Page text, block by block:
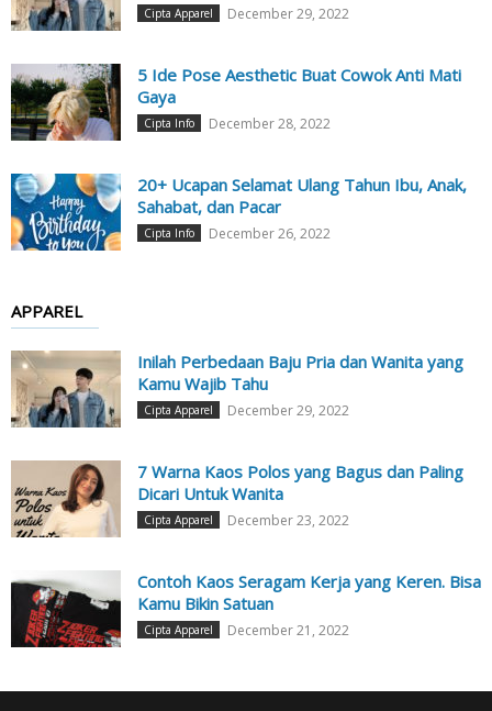
Cipta Apparel December 29, 2022
5 Ide Pose Aesthetic Buat Cowok Anti Mati
Gaya
Cipta Info December 28, 2022
20+ Ucapan Selamat Ulang Tahun Ibu, Anak,
Sahabat, dan Pacar
Cipta Info December 26, 2022
APPAREL
Inilah Perbedaan Baju Pria dan Wanita yang
Kamu Wajib Tahu
Cipta Apparel December 29, 2022
7 Warna Kaos Polos yang Bagus dan Paling
Dicari Untuk Wanita
Cipta Apparel December 23, 2022
Contoh Kaos Seragam Kerja yang Keren. Bisa
Kamu Bikin Satuan
Cipta Apparel December 21, 2022